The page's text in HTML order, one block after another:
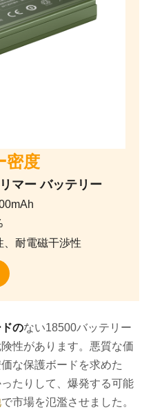
密度
マー バッテリー
、耐電磁干渉性
のない18500バッテリー
性があります。悪質な価
な保護ボードを求めた
たりして、爆発する可能
で市場を氾濫させました。